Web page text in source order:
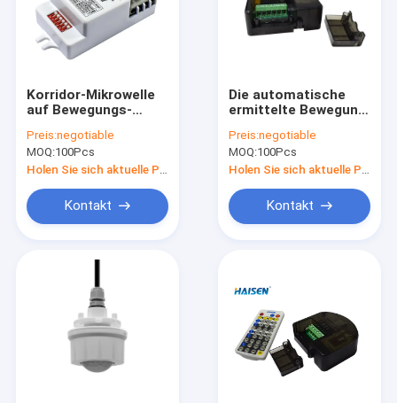
Korridor-Mikrowelle
auf Bewegungs-
Schalter-Sensor-
0.5~1.0m/S
Preis:negotiable
MOQ:100Pcs
Kontakt
Die automatische
ermittelte Bewegung
Schalter-
Fernbedienung für
Highbay-Licht
Preis:negotiable
MOQ:100Pcs
Kontakt